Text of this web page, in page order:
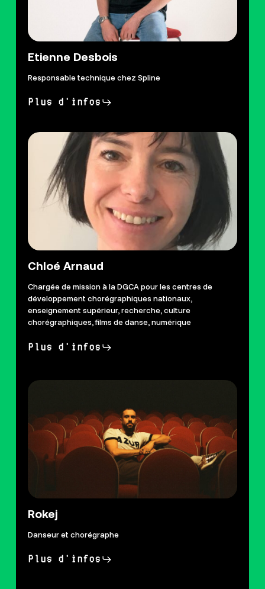
Etienne Desbois
Responsable technique chez Spline
Plus d'infos
Chloé Arnaud
Chargée de mission à la DGCA pour les centres de
développement chorégraphiques nationaux,
enseignement supérieur, recherche, culture
chorégraphiques, films de danse, numérique
Plus d'infos
Rokej
Danseur et chorégraphe
Plus d'infos